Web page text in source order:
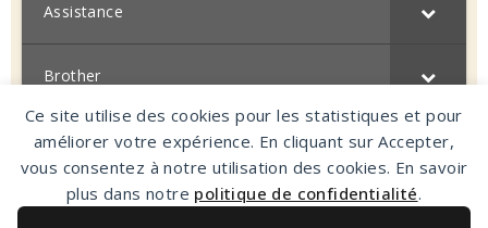
Ce site utilise des cookies pour les statistiques et pour
améliorer votre expérience. En cliquant sur Accepter,
vous consentez à notre utilisation des cookies. En savoir
plus dans notre politique de confidentialité.
Assistance
Brother
CMR Bureautique - 278, impasse Le Perelly - 38300 Ruy-